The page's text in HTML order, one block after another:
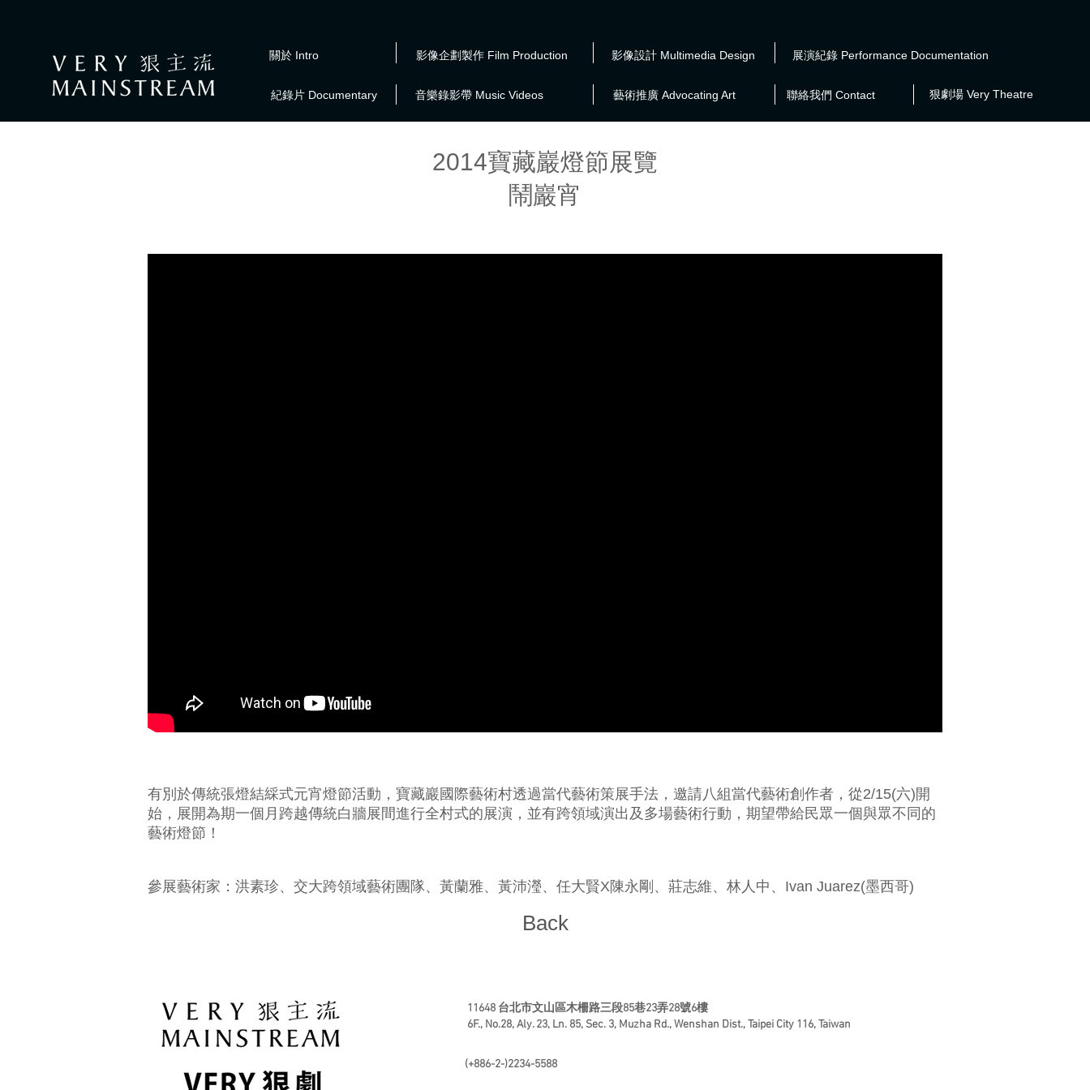
關於 Intro
紀錄片 Documentary
影像企劃製作 Film Production
音樂錄影帶 Music Videos
影像設計 Multimedia Design
藝術推廣 Advocating Art
展演紀錄 Performance Documentation
聯絡我們 Contact 狠劇場 Very Theatre
2014寶藏巖燈節展覽
鬧巖宵
Back
有別於傳統張燈結綵式元宵燈節活動，寶藏巖國際藝術村透過當代藝術策展手法，邀請八組­當代藝術創作者，從2/15(六)開
始，展開為期一個月跨越傳統白牆展間進行全村式的­展演，並有跨領域演出及多場藝術行動，期望帶給民眾一個與眾不同的
藝術燈節！
參展藝術家：洪素珍、交大跨領域藝術團隊、黃蘭雅、黃沛瀅、任大賢X陳永剛、莊志維、­林人中、Ivan Juarez(墨西哥)
11648 台北市文山區木柵路三段85巷23弄28號6樓
6F., No.28, Aly. 23, Ln. 85, Sec. 3, Muzha Rd., Wenshan Dist., Taipei City 116, Taiwan
(+886-2-)2234-5588